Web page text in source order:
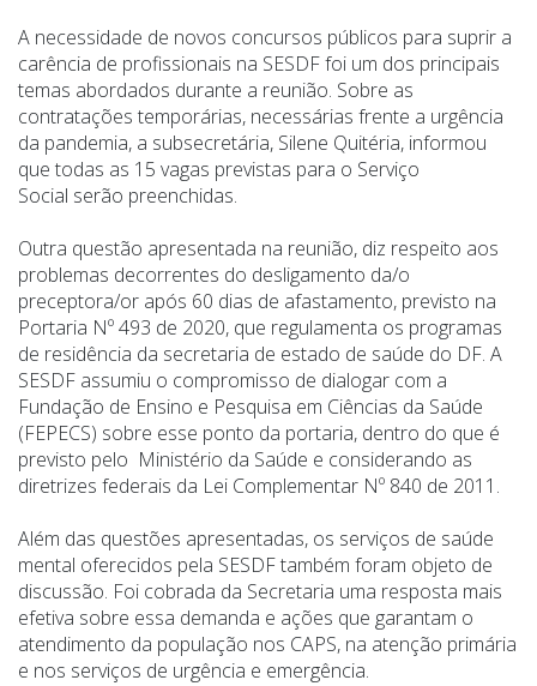
A necessidade de novos concursos públicos para suprir a
carência de profissionais na SESDF foi um dos principais
temas abordados durante a reunião. Sobre as
contratações temporárias, necessárias frente a urgência
da pandemia, a subsecretária, Silene Quitéria, informou
que todas as 15 vagas previstas para o Serviço
Social serão preenchidas.
Outra questão apresentada na reunião, diz respeito aos
problemas decorrentes do desligamento da/o
preceptora/or após 60 dias de afastamento, previsto na
Portaria Nº 493 de 2020, que regulamenta os programas
de residência da secretaria de estado de saúde do DF. A
SESDF assumiu o compromisso de dialogar com a
Fundação de Ensino e Pesquisa em Ciências da Saúde
(FEPECS) sobre esse ponto da portaria, dentro do que é
previsto pelo Ministério da Saúde e considerando as
diretrizes federais da Lei Complementar Nº 840 de 2011.
Além das questões apresentadas, os serviços de saúde
mental oferecidos pela SESDF também foram objeto de
discussão. Foi cobrada da Secretaria uma resposta mais
efetiva sobre essa demanda e ações que garantam o
atendimento da população nos CAPS, na atenção primária
e nos serviços de urgência e emergência.